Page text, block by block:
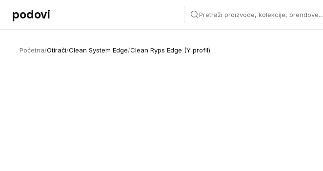
Preskoči na sadržaj
podovi Pretraži proizvode, kolekcije, brendove...
Početna/Otirači/Clean System Edge/Clean Ryps Edge (Y profil)